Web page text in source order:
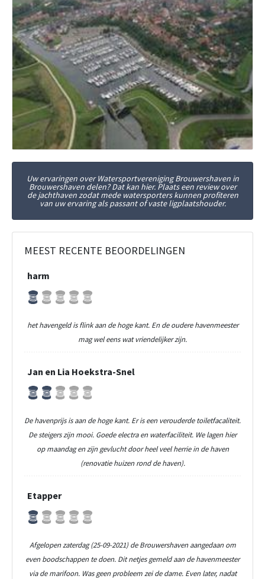
Uw ervaringen over Watersportvereniging Brouwershaven in
Brouwershaven delen? Dat kan hier. Plaats een review over
de jachthaven zodat mede watersporters kunnen profiteren
van uw ervaring als passant of vaste ligplaatshouder.
MEEST RECENTE BEOORDELINGEN
harm
het havengeld is flink aan de hoge kant. En de oudere havenmeester
mag wel eens wat vriendelijker zijn.
Jan en Lia Hoekstra-Snel
De havenprijs is aan de hoge kant. Er is een verouderde toiletfacaliteit.
De steigers zijn mooi. Goede electra en waterfaciliteit. We lagen hier
op maandag en zijn gevlucht door heel veel herrie in de haven
(renovatie huizen rond de haven).
Etapper
Afgelopen zaterdag (25-09-2021) de Brouwershaven aangedaan om
even boodschappen te doen. Dit netjes gemeld aan de havenmeester
via de marifoon. Was geen probleem zei de dame. Even later, nadat